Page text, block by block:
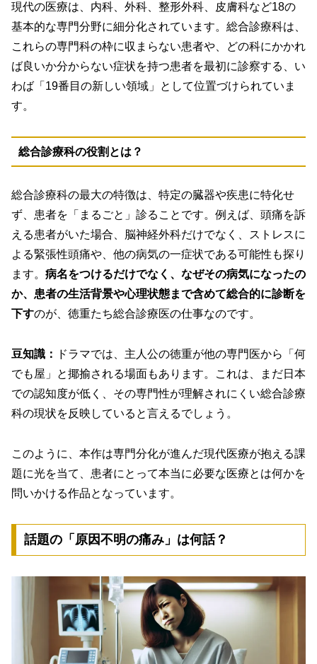
現代の医療は、内科、外科、整形外科、皮膚科など18の
基本的な専門分野に細分化されています。総合診療科は、
これらの専門科の枠に収まらない患者や、どの科にかかれ
ば良いか分からない症状を持つ患者を最初に診察する、い
わば「19番目の新しい領域」として位置づけられていま
す。
総合診療科の役割とは？
総合診療科の最大の特徴は、特定の臓器や疾患に特化せ
ず、患者を「まるごと」診ることです。例えば、頭痛を訴
える患者がいた場合、脳神経外科だけでなく、ストレスに
よる緊張性頭痛や、他の病気の一症状である可能性も探り
ます。 病名をつけるだけでなく、なぜその病気になったの
か、患者の生活背景や心理状態まで含めて総合的に診断を
下すのが、徳重たち総合診療医の仕事なのです。
豆知識：
ドラマでは、主人公の徳重が他の専門医から「何
でも屋」と揶揄される場面もあります。これは、まだ日本
での認知度が低く、その専門性が理解されにくい総合診療
科の現状を反映していると言えるでしょう。
このように、本作は専門分化が進んだ現代医療が抱える課
題に光を当て、患者にとって本当に必要な医療とは何かを
問いかける作品となっています。
話題の「原因不明の痛み」は何話？